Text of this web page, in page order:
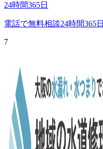
24時間365日
電話で無料相談24時間365日
7